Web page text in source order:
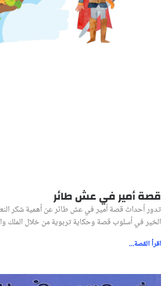
قصة أمير في عش طائر
تدور أحداث قصة أمير في عش طائر عن أهمية شكر
الخير في أسلوب قصة وحكاية تربوية من خلال الملك
اقرأ القصة...